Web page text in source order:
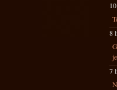
8
7